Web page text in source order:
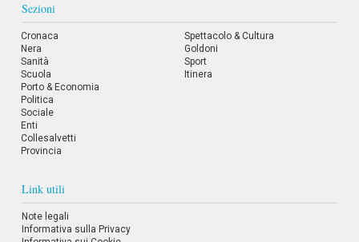
Sezioni
Cronaca
Nera
Sanità
Scuola
Porto & Economia
Politica
Sociale
Enti
Collesalvetti
Provincia
Spettacolo & Cultura
Goldoni
Sport
Itinera
Link utili
Note legali
Informativa sulla Privacy